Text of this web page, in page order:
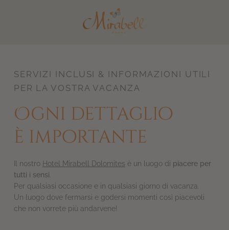
SERVIZI INCLUSI & INFORMAZIONI UTILI
PER LA VOSTRA VACANZA
Ogni dettaglio
è importante
Il nostro Hotel Mirabell Dolomites è un luogo di piacere per
tutti i sensi
Per qualsiasi occasione e in qualsiasi giorno di vacanza.
Un luogo dove fermarsi e godersi momenti così piacevoli
che non vorrete più andarvene!